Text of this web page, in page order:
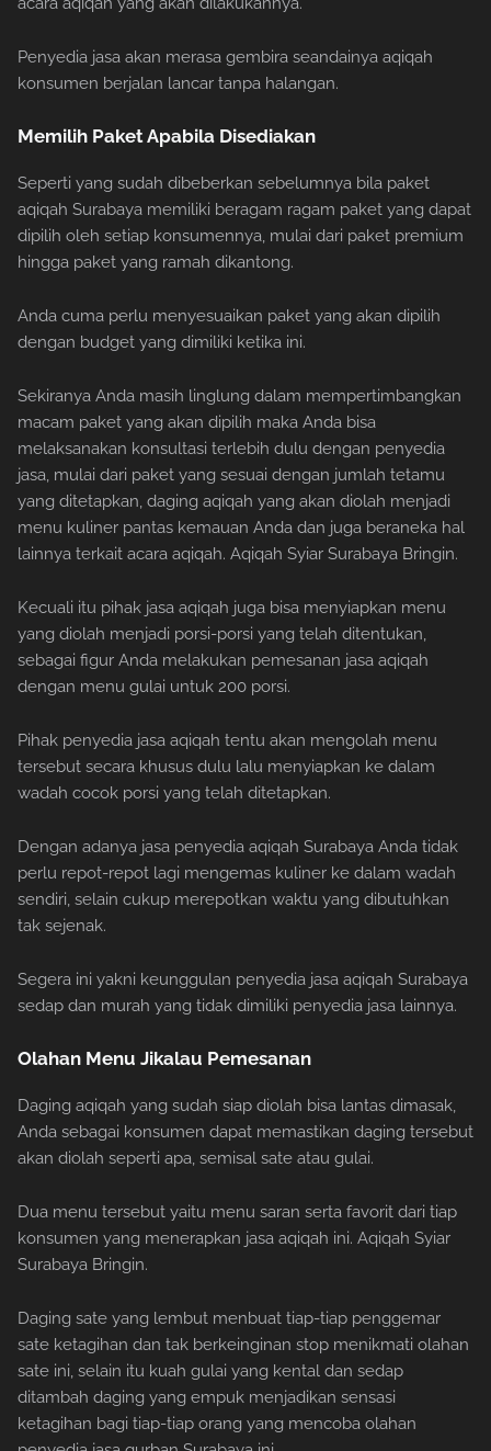
Penyedia jasa akan merasa gembira seandainya aqiqah
konsumen berjalan lancar tanpa halangan.
Memilih Paket Apabila Disediakan
Seperti yang sudah dibeberkan sebelumnya bila paket
aqiqah Surabaya memiliki beragam ragam paket yang dapat
dipilih oleh setiap konsumennya, mulai dari paket premium
hingga paket yang ramah dikantong.
Anda cuma perlu menyesuaikan paket yang akan dipilih
dengan budget yang dimiliki ketika ini.
Sekiranya Anda masih linglung dalam mempertimbangkan
macam paket yang akan dipilih maka Anda bisa
melaksanakan konsultasi terlebih dulu dengan penyedia
jasa, mulai dari paket yang sesuai dengan jumlah tetamu
yang ditetapkan, daging aqiqah yang akan diolah menjadi
menu kuliner pantas kemauan Anda dan juga beraneka hal
lainnya terkait acara aqiqah. Aqiqah Syiar Surabaya Bringin.
Kecuali itu pihak jasa aqiqah juga bisa menyiapkan menu
yang diolah menjadi porsi-porsi yang telah ditentukan,
sebagai figur Anda melakukan pemesanan jasa aqiqah
dengan menu gulai untuk 200 porsi.
Pihak penyedia jasa aqiqah tentu akan mengolah menu
tersebut secara khusus dulu lalu menyiapkan ke dalam
wadah cocok porsi yang telah ditetapkan.
Dengan adanya jasa penyedia aqiqah Surabaya Anda tidak
perlu repot-repot lagi mengemas kuliner ke dalam wadah
sendiri, selain cukup merepotkan waktu yang dibutuhkan
tak sejenak.
Segera ini yakni keunggulan penyedia jasa aqiqah Surabaya
sedap dan murah yang tidak dimiliki penyedia jasa lainnya.
Olahan Menu Jikalau Pemesanan
Daging aqiqah yang sudah siap diolah bisa lantas dimasak,
Anda sebagai konsumen dapat memastikan daging tersebut
akan diolah seperti apa, semisal sate atau gulai.
Dua menu tersebut yaitu menu saran serta favorit dari tiap
konsumen yang menerapkan jasa aqiqah ini. Aqiqah Syiar
Surabaya Bringin.
Daging sate yang lembut menbuat tiap-tiap penggemar
sate ketagihan dan tak berkeinginan stop menikmati olahan
sate ini, selain itu kuah gulai yang kental dan sedap
ditambah daging yang empuk menjadikan sensasi
ketagihan bagi tiap-tiap orang yang mencoba olahan